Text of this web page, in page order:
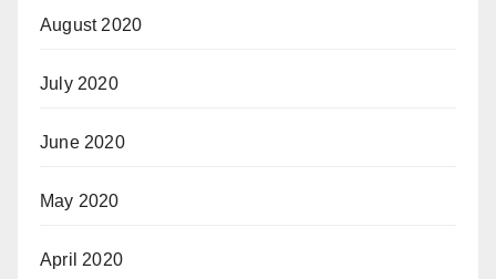
August 2020
July 2020
June 2020
May 2020
April 2020